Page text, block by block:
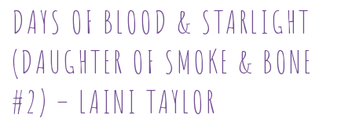
DAYS OF BLOOD & STARLIGHT
(DAUGHTER OF SMOKE & BONE
#2) – LAINI TAYLOR